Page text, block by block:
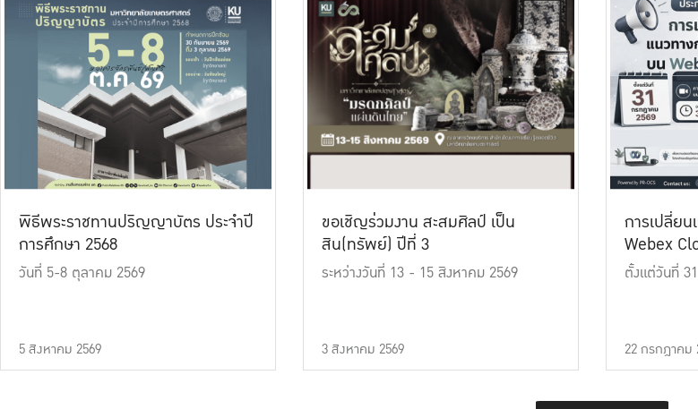
พิธีพระราชทานปริญญาบัตร ประจำปี
การศึกษา 2568
วันที่ 5-8 ตุลาคม 2569
5 สิงหาคม 2569
ขอเชิญร่วมงาน สะสมศิลป์ เป็น
สิน(ทรัพย์) ปีที่ 3
ระหว่างวันที่ 13 - 15 สิงหาคม 2569
3 สิงหาคม 2569
การเปลี่ย
Webex
ตั้งแต่วันที่
22 กรกฎาคม